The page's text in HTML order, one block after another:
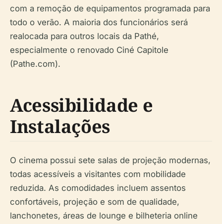
com a remoção de equipamentos programada para
todo o verão. A maioria dos funcionários será
realocada para outros locais da Pathé,
especialmente o renovado Ciné Capitole
(Pathe.com).
Acessibilidade e
Instalações
O cinema possui sete salas de projeção modernas,
todas acessíveis a visitantes com mobilidade
reduzida. As comodidades incluem assentos
confortáveis, projeção e som de qualidade,
lanchonetes, áreas de lounge e bilheteria online